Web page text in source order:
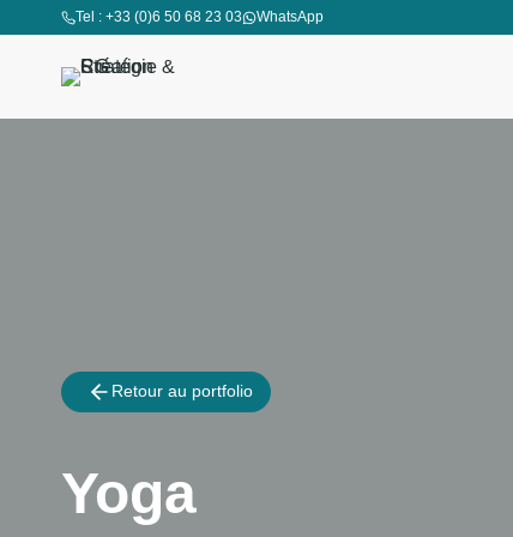
contenu
Tel : +33 (0)6 50 68 23 03 WhatsApp
Retour au portfolio
Yoga